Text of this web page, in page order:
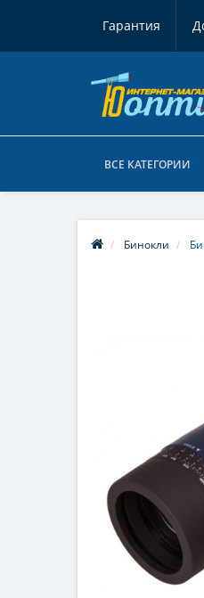
Гарантия
ВСЕ КАТЕГОРИИ
Бинокли